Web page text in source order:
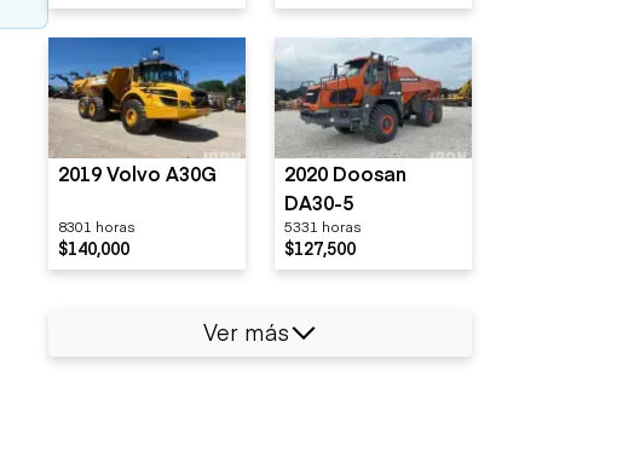
2019 Volvo A30G
8301 horas
$140,000
2020 Doosan
DA30-5
5331 horas
$127,500
Ver más